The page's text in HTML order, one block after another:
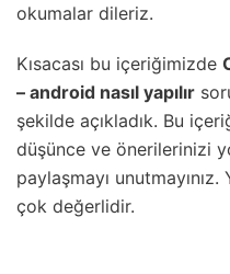
okumalar dileriz.
Kısacası bu içeriğimizde
– android nasıl yapılır
şekilde açıkladık. Bu
düşünce ve önerilerinizi
paylaşmayı unutmayınız.
çok değerlidir.